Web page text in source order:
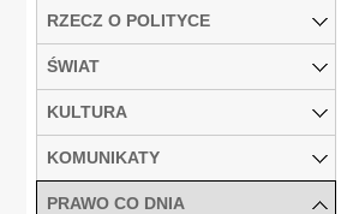
RZECZ O POLITYCE
ŚWIAT
KULTURA
KOMUNIKATY
PRAWO CO DNIA